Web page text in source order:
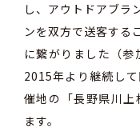
し、アウトドアブラ
ンを双方で送客する
に繋がりました（参
2015年より継続し
催地の「長野県川上
ます。